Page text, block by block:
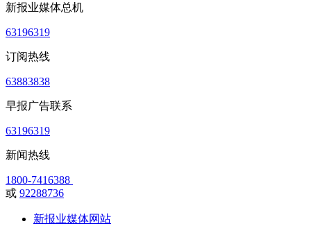
新报业媒体总机
63196319
订阅热线
63883838
早报广告联系
63196319
新闻热线
1800-7416388
或 92288736
新报业媒体网站